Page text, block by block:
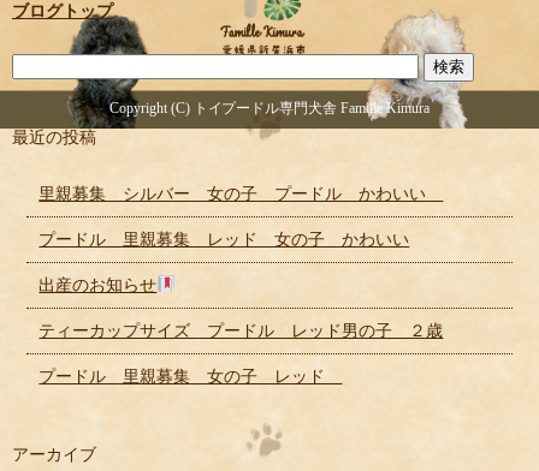
Copyright (C) トイプードル専門犬舎 Famille Kimura
ブログトップ
最近の投稿
里親募集 シルバー 女の子 プードル かわいい
プードル 里親募集 レッド 女の子 かわいい
出産のお知らせ
ティーカップサイズ プードル レッド男の子 ２歳
プードル 里親募集 女の子 レッド
アーカイブ